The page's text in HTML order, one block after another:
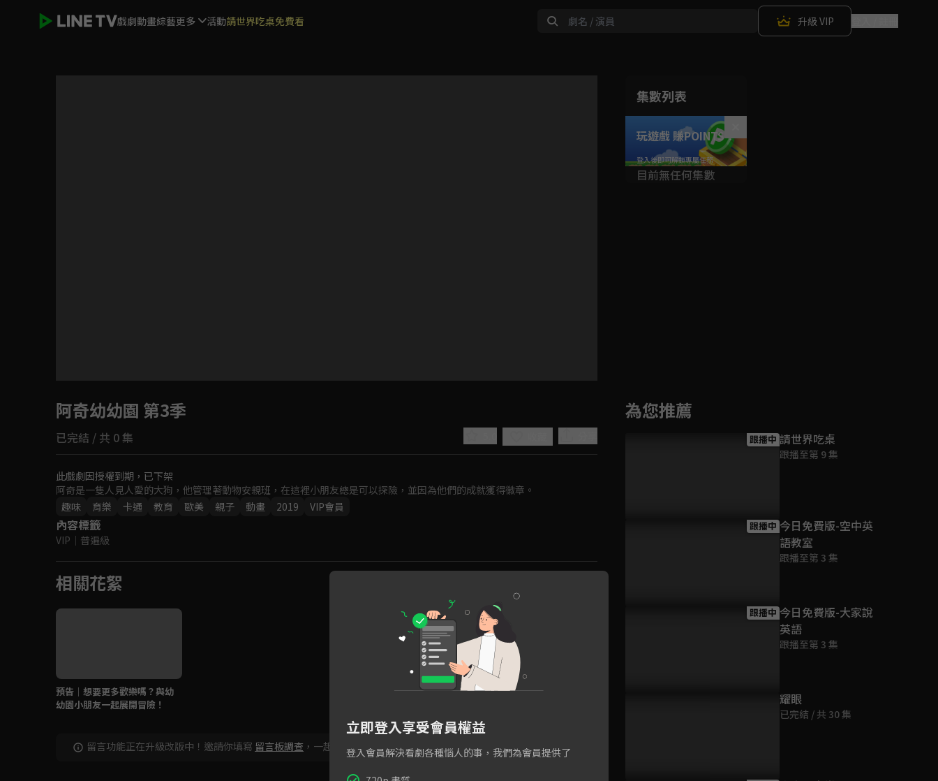
戲劇動畫綜藝更多 活動請世界吃桌免費看 升級 VIP
Play
如有不便請見諒
集數列表
玩遊戲 賺POINTS！
目前無任何集數
阿奇幼幼園 第3季
已完結 / 共 0 集
此戲劇因授權到期，已下架
阿奇是一隻人見人愛的大狗，他管理著動物安親班，在這裡小朋友總是可以探險，並因為他們的成就獲得徽章。
趣味
育樂 卡通 教育 歐美 親子 動畫 2019 VIP會員
內容標籤
VIP ｜ 普遍級
相關花絮
預告｜想要更多歡樂嗎？與幼
幼園小朋友一起展開冒險！
留言功能正在升級改版中！邀請你填寫 留言板調查 ，一起共創新版留言功能！ 顯示更多
為您推薦
跟播中 請世界吃桌
跟播至第 9 集
跟播中 今日免費版-空中英
語教室
跟播至第 3 集
跟播中 今日免費版-大家說
英語
跟播至第 3 集
耀眼
已完結 / 共 30 集
立即登入享受會員權益
登入會員解決看劇各種惱人的事，我們為會員提供了